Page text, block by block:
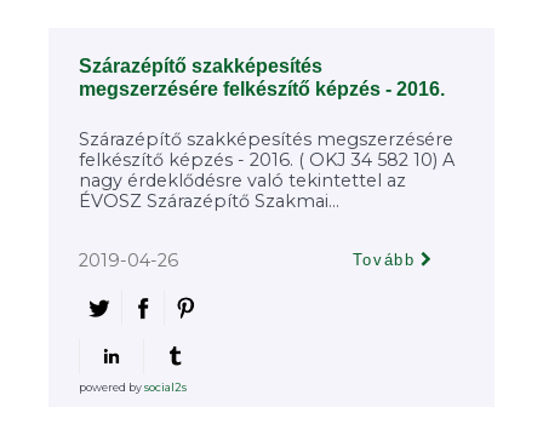
Szárazépítő szakképesítés
megszerzésére felkészítő képzés - 2016.
Szárazépítő szakképesítés megszerzésére
felkészítő képzés - 2016. ( OKJ 34 582 10) A
nagy érdeklődésre való tekintettel az
ÉVOSZ Szárazépítő Szakmai...
2019-04-26 Tovább
powered bysocial2s